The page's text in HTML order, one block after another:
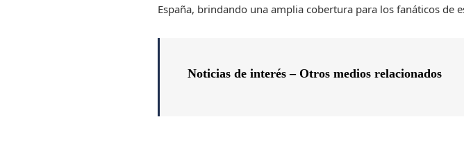
España, brindando una amplia cobertura para los fanáticos de
Noticias de interés –Otros medios relacionados